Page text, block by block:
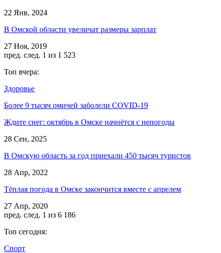
22 Янв, 2024
В Омской области увеличат размеры зарплат
27 Ноя, 2019
пред. след. 1 из 1 523
Топ вчера:
Здоровье
Более 9 тысяч омичей заболели COVID-19
Ждите снег: октябрь в Омске начнётся с непогоды
28 Сен, 2025
В Омскую область за год приехали 450 тысяч туристов
28 Апр, 2022
Тёплая погода в Омске закончится вместе с апрелем
27 Апр, 2020
пред. след. 1 из 6 186
Топ сегодня:
Спорт